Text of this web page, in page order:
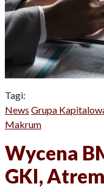
Tagi:
News Grupa
Makrum
Wycena
GKI,